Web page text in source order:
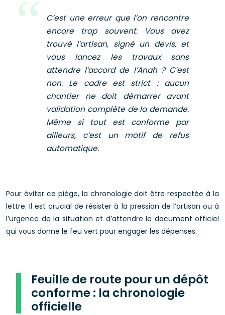
C’est une erreur que l’on rencontre
encore trop souvent. Vous avez
trouvé l’artisan, signé un devis, et
vous lancez les travaux sans
attendre l’accord de l’Anah ? C’est
non. Le cadre est strict : aucun
chantier ne doit démarrer avant
validation complète de la demande.
Même si tout est conforme par
ailleurs, c’est un motif de refus
automatique.
Pour éviter ce piège, la chronologie doit être respectée à la
lettre. Il est crucial de résister à la pression de l’artisan ou à
l’urgence de la situation et d’attendre le document officiel
qui vous donne le feu vert pour engager les dépenses.
Feuille de route pour un dépôt
conforme : la chronologie
officielle